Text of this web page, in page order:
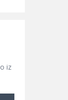
iz